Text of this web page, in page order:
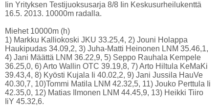
Iin Yrityksen Testijuoksusarja 8/8 Iin Keskusurheilukenttä
16.5. 2013. 10000m radalla.
Miehet 10000m (h)
1) Markku Kalliokoski JKU 33.25,4, 2) Jouni Holappa
Haukipudas 34.09,2, 3) Juha-Matti Heinonen LNM 35.46,1,
4) Jani Määttä LNM 36.22,9, 5) Seppo Rauhala Kempele
36.25,0, 6) Arto Wallin OTC 39.19,8, 7) Arto Hiltula KeMaKi
39.43,4, 8) Kyösti Kujala Ii 40.02,2, 9) Jani Jussila HauVe
40.30,7, 10)Tommi Matila LNM 42.32,5, 11) Jouko Perttula Ii
42.35,0, 12) Matias Ilmonen LNM 44.45,9, 13) Heikki Tiiro
IiY 45.32,6.